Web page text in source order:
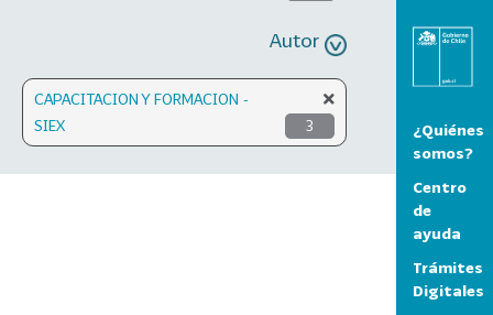
Autor
CAPACITACION Y FORMACION -
SIEX
3
¿Quiénes
somos?
Centro
de
ayuda
Trámites
Digitales